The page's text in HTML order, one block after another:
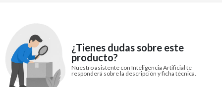
¿Tienes dudas sobre este
producto?
Nuestro asistente con Inteligencia Artificial te
responderá sobre la descripción y ficha técnica.